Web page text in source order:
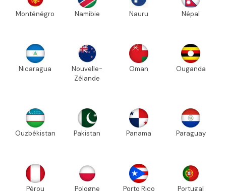
Monténégro Namibie Nauru Népal
Nicaragua
Nouvelle-
Zélande
Oman Ouganda
Ouzbékistan Pakistan Panama Paraguay
Pérou Pologne Porto Rico Portugal